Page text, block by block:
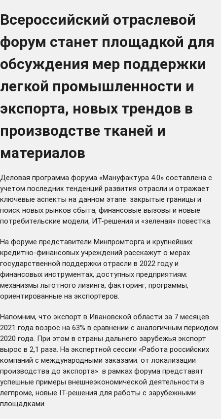
Всероссийский отраслевой
форум станет площадкой для
обсуждения мер поддержки
легкой промышленности и
экспорта, новых трендов в
производстве тканей и
материалов
Деловая программа форума «Мануфактура 4.0» составлена с
учетом последних тенденций развития отрасли и отражает
ключевые аспекты на данном этапе: закрытые границы и
поиск новых рынков сбыта, финансовые вызовы и новые
потребительские модели, ИТ-решения и «зеленая» повестка.
На форуме представители Минпромторга и крупнейших
кредитно-финансовых учреждений расскажут о мерах
государственной поддержки отрасли в 2022 году и
финансовых инструментах, доступных предприятиям:
механизмы льготного лизинга, факторинг, программы,
ориентированные на экспортеров.
Напомним, что экспорт в Ивановской области за 7 месяцев
2021 года возрос на 63% в сравнении с аналогичным периодом
2020 года. При этом в страны дальнего зарубежья экспорт
вырос в 2,1 раза. На экспертной сессии «Работа российских
компаний с международными заказами: от локализации
производства до экспорта» в рамках форума представят
успешные примеры внешнеэкономической деятельности в
легпроме, новые IT-решения для работы с зарубежными
площадками.